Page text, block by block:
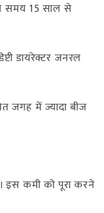
समय 15 साल से
डायरेक्टर जनरल
जगह में ज्यादा बीज
कमी को पूरा करने